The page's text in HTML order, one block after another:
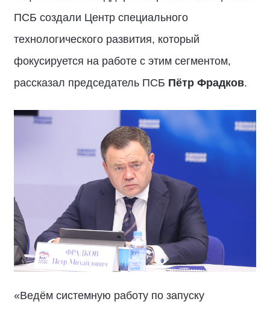
ПСБ создали Центр специального
технологического развития, который
фокусируется на работе с этим сегментом,
рассказал председатель ПСБ Пётр Фрадков.
«Ведём системную работу по запуску